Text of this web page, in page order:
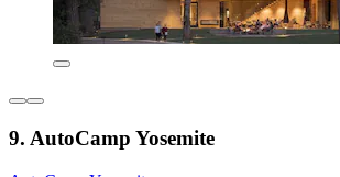
9. AutoCamp Yosemite